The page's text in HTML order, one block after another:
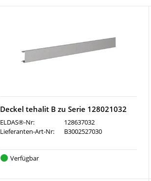
Deckel tehalit B zu Serie 128021032
ELDAS®-Nr:
128637032
Lieferanten-Art-Nr:
B3002527030
Verfügbar